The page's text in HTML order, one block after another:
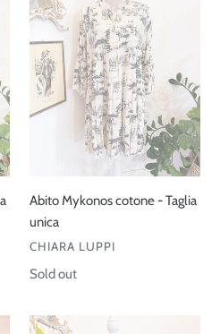
-
Taglia
unica
Abito Mykonos cotone - Taglia
unica
VENDOR
CHIARA LUPPI
Regular
Sold out
Abito